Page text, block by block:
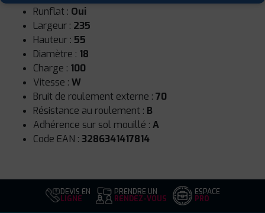
Runflat : Oui
Largeur : 235
Hauteur : 55
Diamètre : 18
Charge : 100
Vitesse : W
Bruit de roulement externe : 70
Résistance au roulement : B
Adhérence sur sol mouillé : A
Code EAN : 3286341417814
DEVIS EN
LIGNE
PRENDRE UN
RENDEZ-VOUS
ESPACE
PRO